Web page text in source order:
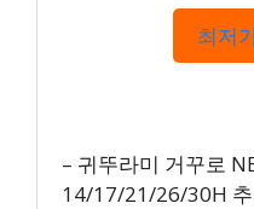
최저
– 귀뚜라미 거꾸로
14/17/21/26/30H